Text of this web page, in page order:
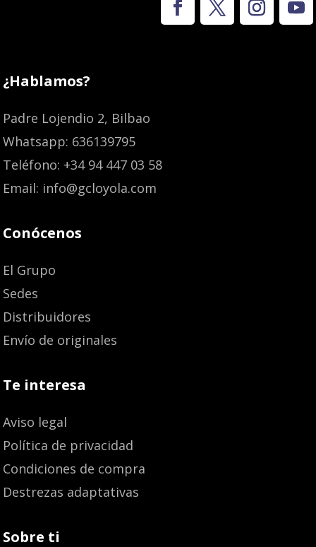
¿Hablamos?
Padre Lojendio 2, Bilbao
Whatsapp: 636139795
Teléfono: +34 94 447 03 58
Email: info@gcloyola.com
Conócenos
El Grupo
Sedes
Distribuidores
Envío de originales
Te interesa
Aviso legal
Política de privacidad
Condiciones de compra
Destrezas adaptativas
Sobre ti